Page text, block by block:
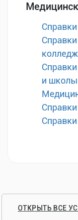
и школы
ОТКРЫТЬ ВСЕ